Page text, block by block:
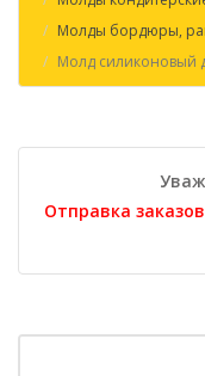
Молды бордюры,
Молд силиконовый
Отправка